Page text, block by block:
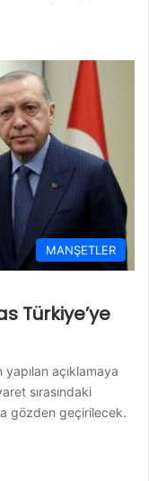
MANŞETLER
Türkiye’ye
yapılan açıklamaya
sırasındaki
gözden geçirilecek.